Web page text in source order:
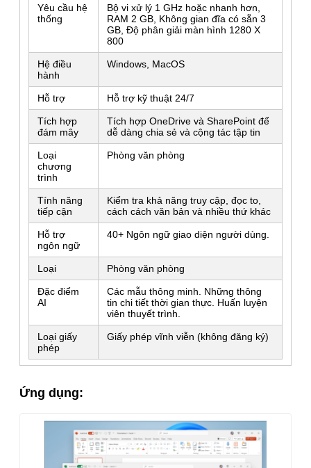
Để lại lời nhắn
Chúng tôi sẽ gọi lại cho bạn sớm!
Gửi đi
Yêu cầu hệ
thống
Bộ vi xử lý 1 GHz hoặc nhanh hơn,
RAM 2 GB, Không gian đĩa có sẵn 3
GB, Độ phân giải màn hình 1280 X
800
Hệ điều
hành
Windows, MacOS
Hỗ trợ Hỗ trợ kỹ thuật 24/7
Tích hợp
đám mây
Tích hợp OneDrive và SharePoint để
dễ dàng chia sẻ và cộng tác tập tin
Loại
chương
trình
Phòng văn phòng
Tính năng
tiếp cận
Kiểm tra khả năng truy cập, đọc to,
cách cách văn bản và nhiều thứ khác
Hỗ trợ
ngôn ngữ
40+ Ngôn ngữ giao diện người dùng.
Loại Phòng văn phòng
Đặc điểm
AI
Các mẫu thông minh. Những thông
tin chi tiết thời gian thực. Huấn luyện
viên thuyết trình.
Loại giấy
phép
Giấy phép vĩnh viễn (không đăng ký)
Ứng dụng: